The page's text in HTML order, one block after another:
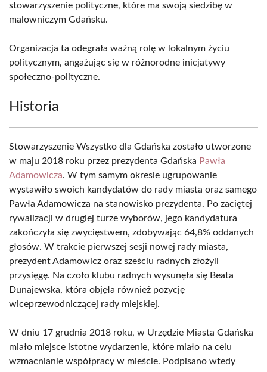
stowarzyszenie polityczne, które ma swoją siedzibę w
malowniczym Gdańsku.
Organizacja ta odegrała ważną rolę w lokalnym życiu
politycznym, angażując się w różnorodne inicjatywy
społeczno-polityczne.
Historia
Stowarzyszenie Wszystko dla Gdańska zostało utworzone
w maju 2018 roku przez prezydenta Gdańska Pawła
Adamowicza. W tym samym okresie ugrupowanie
wystawiło swoich kandydatów do rady miasta oraz samego
Pawła Adamowicza na stanowisko prezydenta. Po zaciętej
rywalizacji w drugiej turze wyborów, jego kandydatura
zakończyła się zwycięstwem, zdobywając 64,8% oddanych
głosów. W trakcie pierwszej sesji nowej rady miasta,
prezydent Adamowicz oraz sześciu radnych złożyli
przysięgę. Na czoło klubu radnych wysunęła się Beata
Dunajewska, która objęła również pozycję
wiceprzewodniczącej rady miejskiej.
W dniu 17 grudnia 2018 roku, w Urzędzie Miasta Gdańska
miało miejsce istotne wydarzenie, które miało na celu
wzmacnianie współpracy w mieście. Podpisano wtedy